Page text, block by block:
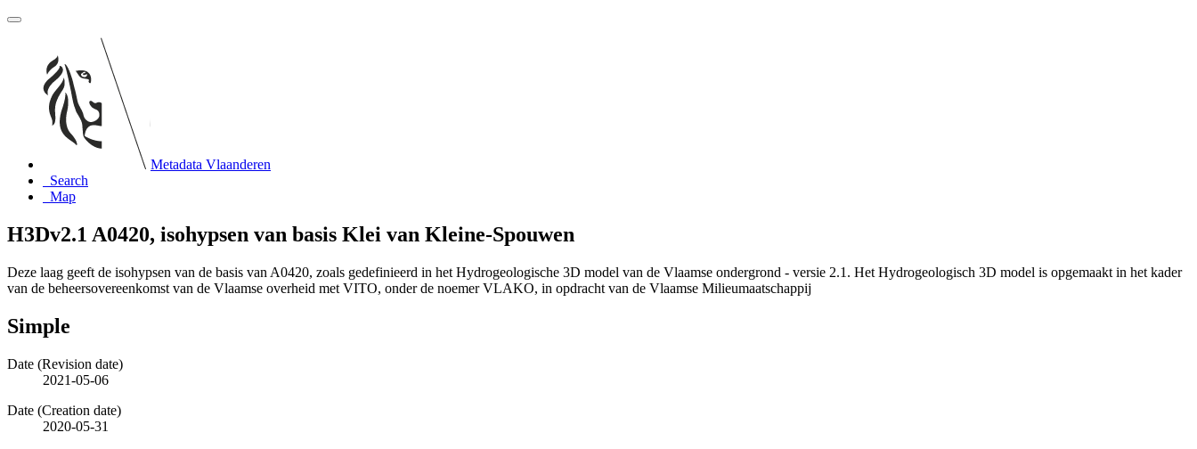
Metadata Vlaanderen
Search
Map
H3Dv2.1 A0420, isohypsen van basis Klei van Kleine-Spouwen
Deze laag geeft de isohypsen van de basis van A0420, zoals gedefinieerd in het Hydrogeologische 3D model van de Vlaamse ondergrond - versie 2.1. Het Hydrogeologisch 3D model is opgemaakt in het kader
van de beheersovereenkomst van de Vlaamse overheid met VITO, onder de noemer VLAKO, in opdracht van de Vlaamse Milieumaatschappij
Simple
Date (Revision date)
2021-05-06
Date (Creation date)
2020-05-31